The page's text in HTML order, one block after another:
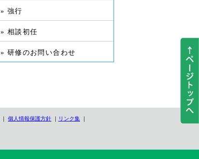
» 強行
» 相談初任
» 研修のお問い合わせ
｜ 個人情報保護方針 ｜ リンク集 ｜